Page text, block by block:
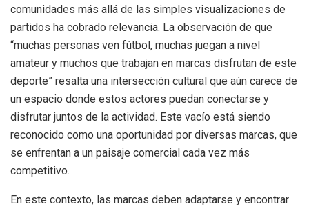
comunidades más allá de las simples visualizaciones de
partidos ha cobrado relevancia. La observación de que
“muchas personas ven fútbol, muchas juegan a nivel
amateur y muchos que trabajan en marcas disfrutan de este
deporte” resalta una intersección cultural que aún carece de
un espacio donde estos actores puedan conectarse y
disfrutar juntos de la actividad. Este vacío está siendo
reconocido como una oportunidad por diversas marcas, que
se enfrentan a un paisaje comercial cada vez más
competitivo.
En este contexto, las marcas deben adaptarse y encontrar